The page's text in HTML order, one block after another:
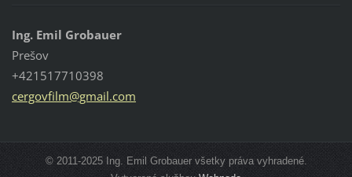
Ing. Emil Grobauer
Prešov
+421517710398
cergovfilm@gmail.com
© 2011-2025 Ing. Emil Grobauer všetky práva vyhradené.